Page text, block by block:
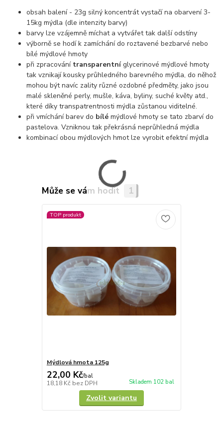
obsah balení - 23g silný koncentrát vystačí na obarvení 3-
15kg mýdla (dle intenzity barvy)
barvy lze vzájemně míchat a vytvářet tak další odstíny
výborně se hodí k zamíchání do roztavené bezbarvé nebo
bílé mýdlové hmoty
při zpracování transparentníglycerinové mýdlové hmoty
tak vznikají kousky průhledného barevného mýdla, do něhož
mohou být navíc zality různé ozdobné předměty, jako jsou
malé skleněné perly, mušle, káva, byliny, suché květy atd.,
které díky transpatrentnosti mýdla zůstanou viditelné.
při vmíchání barev do bílé mýdlové hmoty se tato zbarví do
pastelova. Vzniknou tak překrásná neprůhledná mýdla
kombinací obou mýdlových hmot lze vyrobit efektní mýdla
Může se vám hodit 1
TOP produkt
Mýdlová hmota 125g
22,00 Kč/bal
18,18 Kč bez DPH Skladem 102 bal
Zvolit variantu